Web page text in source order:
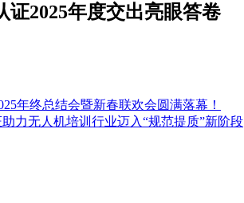
2025年度交出亮眼答卷
年终总结会暨新春联欢会圆满落幕！
力无人机培训行业迈入“规范提质”新阶段